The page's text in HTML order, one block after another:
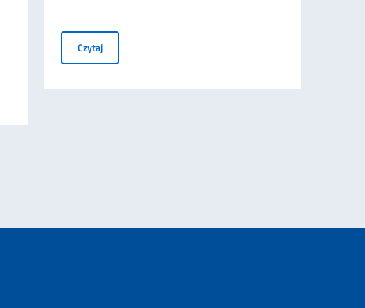
Italia z limitowanej serii w Warszawie
CzytajBusiness Insights from Italy – Listopad 2025